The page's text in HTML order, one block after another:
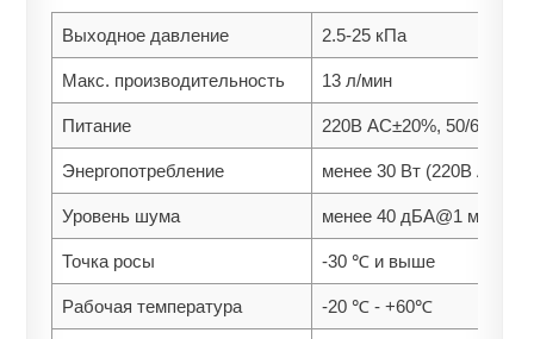
Выходное давление 2.5-25 кПа
Макс. производительность 13 л/мин
Питание 220В AC±20%, 50/60 Гц
Энергопотребление менее 30 Вт (220В AC/50
Уровень шума менее 40 дБА@1 метр
Точка росы -30 ℃ и выше
Рабочая температура -20 ℃ - +60℃